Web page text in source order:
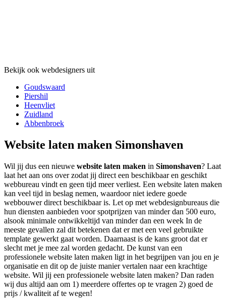
Bekijk ook webdesigners uit
Goudswaard
Piershil
Heenvliet
Zuidland
Abbenbroek
Website laten maken Simonshaven
Wil jij dus een nieuwe website laten maken in Simonshaven? Laat
laat het aan ons over zodat jij direct een beschikbaar en geschikt
webbureau vindt en geen tijd meer verliest. Een website laten maken
kan veel tijd in beslag nemen, waardoor niet iedere goede
webbouwer direct beschikbaar is. Let op met webdesignbureaus die
hun diensten aanbieden voor spotprijzen van minder dan 500 euro,
alsook minimale ontwikkeltijd van minder dan een week In de
meeste gevallen zal dit betekenen dat er met een veel gebruikte
template gewerkt gaat worden. Daarnaast is de kans groot dat er
slecht met je mee zal worden gedacht. De kunst van een
professionele website laten maken ligt in het begrijpen van jou en je
organisatie en dit op de juiste manier vertalen naar een krachtige
website. Wil jij een professionele website laten maken? Dan raden
wij dus altijd aan om 1) meerdere offertes op te vragen 2) goed de
prijs / kwaliteit af te wegen!